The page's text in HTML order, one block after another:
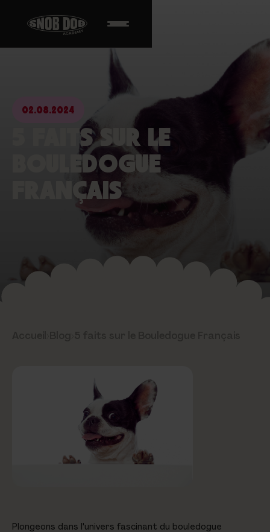
02.08.2024
5 FAITS SUR LE
BOULEDOGUE
FRANÇAIS
Plongeons dans l'univers fascinant du bouledogue